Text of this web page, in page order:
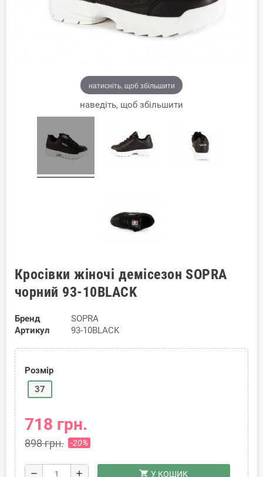
натисніть, щоб збільшити
наведіть, щоб збільшити
Кросівки жіночі демісезон SOPRA
чорний 93-10BLACK
Бренд
SOPRA
Артикул
93-10BLACK
Розмір
37
718 грн.
898 грн. -20%
remove add shopping_cart У КОШИК